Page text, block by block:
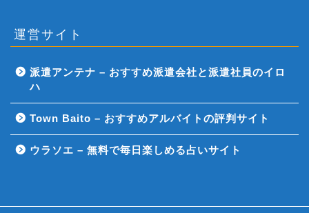
運営サイト
派遣アンテナ – おすすめ派遣会社と派遣社員のイロ
ハ
Town Baito – おすすめアルバイトの評判サイト
ウラソエ – 無料で毎日楽しめる占いサイト